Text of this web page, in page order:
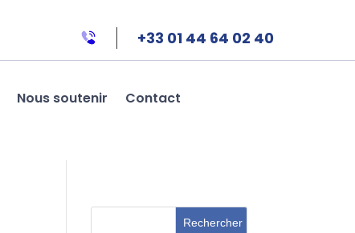
+33 01 44 64 02 40
Nous soutenir Contact